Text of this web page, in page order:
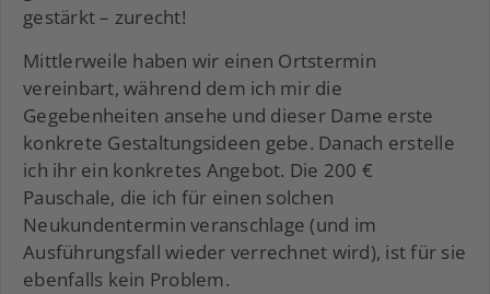
gestärkt – zurecht!
Mittlerweile haben wir einen Ortstermin
vereinbart, während dem ich mir die
Gegebenheiten ansehe und dieser Dame erste
konkrete Gestaltungsideen gebe. Danach erstelle
ich ihr ein konkretes Angebot. Die 200 €
Pauschale, die ich für einen solchen
Neukundentermin veranschlage (und im
Ausführungsfall wieder verrechnet wird), ist für sie
ebenfalls kein Problem.